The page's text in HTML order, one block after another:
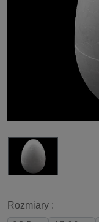
Rozmiary :